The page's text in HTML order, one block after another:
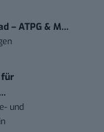
– ATPG & M...
und